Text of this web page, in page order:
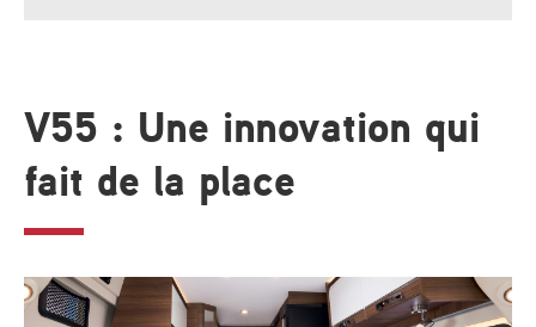
V55 : Une innovation qui
fait de la place